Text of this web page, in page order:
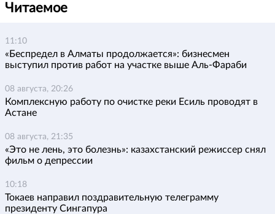
Читаемое
11:10
«Беспредел в Алматы продолжается»: бизнесмен
выступил против работ на участке выше Аль-Фараби
08 августа, 20:26
Комплексную работу по очистке реки Есиль проводят в
Астане
08 августа, 21:35
«Это не лень, это болезнь»: казахстанский режиссер снял
фильм о депрессии
10:18
Токаев направил поздравительную телеграмму
президенту Сингапура